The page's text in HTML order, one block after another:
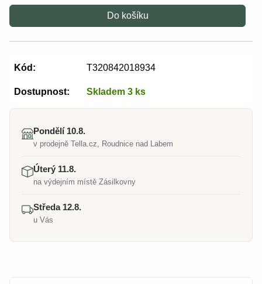
Do košíku
Kód: T320842018934
Dostupnost: Skladem 3 ks
Pondělí 10.8.
v prodejně Tella.cz, Roudnice nad Labem
Úterý 11.8.
na výdejním místě Zásilkovny
Středa 12.8.
u Vás